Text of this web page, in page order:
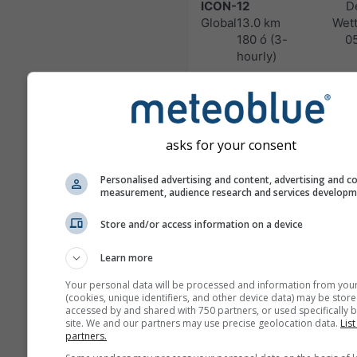
ICON-12
Global13.0 km
180 ó (3-
hourly)
Europe7.0 km
120 ó (3-
hourly)
ICOND-2
Germany
2.0 km
GFS-40
Global40.0 km
asks for your consent
Personalised advertising and content, advertising and
measurement, audience research and services
Store and/or access information on a device
Learn more
Your personal data will be processed and information from
(cookies, unique identifiers, and other device data) may be
accessed by and shared with 750 partners, or used specifically
site. We and our partners may use precise geolocation data.
partners.